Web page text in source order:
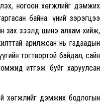
ногоон хөгжлийг дэмжих
байна. Үүний зэрэгцээ
зах зээлд шинэ алхам хийж,
арилжсан нь гадаадын
тогтвортой байдал, сайн
итгэж буйг харуулсан
хөгжлийг дэмжих бодлогын